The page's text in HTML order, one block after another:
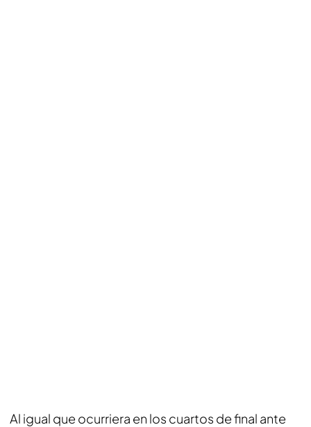
Al igual que ocurriera en los cuartos de final ante